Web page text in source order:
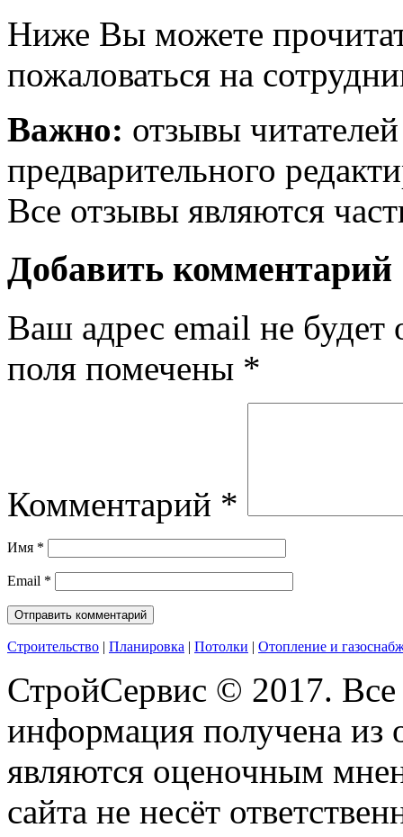
Ниже Вы можете
пожаловаться на
Важно: отзывы
предварительного
Все отзывы являются
Добавить комментарий
Ваш адрес email не будет
поля помечены *
Комментарий *
Имя *
Email *
Строительство | Планировка | Потолки | Отопление и
СтройСервис © 2017.
информация получена из
являются оценочным
сайта не несёт